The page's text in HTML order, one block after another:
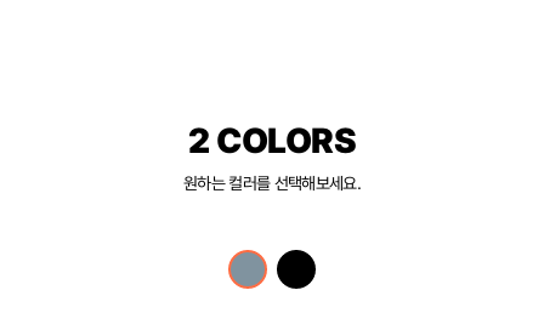
2 COLORS
원하는 컬러를 선택해보세요.